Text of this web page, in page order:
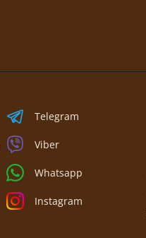
Telegram
Viber
Whatsapp
Instagram